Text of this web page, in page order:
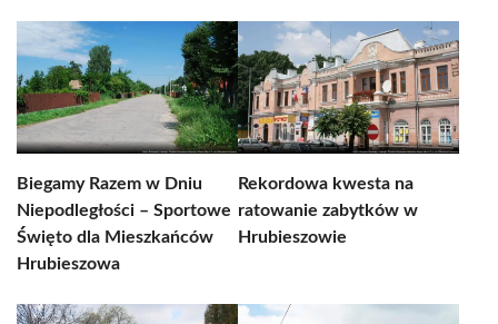
Biegamy Razem w Dniu
Niepodległości – Sportowe
Święto dla Mieszkańców
Hrubieszowa
Rekordowa kwesta na
ratowanie zabytków w
Hrubieszowie